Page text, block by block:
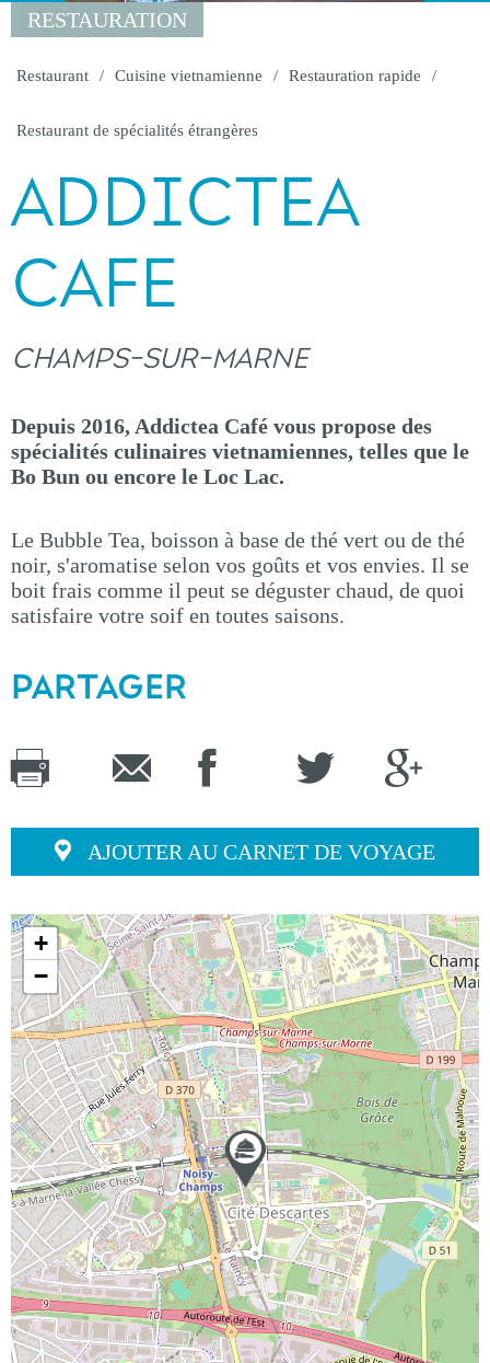
RESTAURATION
Restaurant Cuisine vietnamienne Restauration rapide
Restaurant de spécialités étrangères
ADDICTEA
CAFE
CHAMPS-SUR-MARNE
Depuis 2016, Addictea Café vous propose des
spécialités culinaires vietnamiennes, telles que le
Bo Bun ou encore le Loc Lac.
Le Bubble Tea, boisson à base de thé vert ou de thé
noir, s'aromatise selon vos goûts et vos envies. Il se
boit frais comme il peut se déguster chaud, de quoi
satisfaire votre soif en toutes saisons.
PARTAGER
AJOUTER AU CARNET DE VOYAGE
+
−